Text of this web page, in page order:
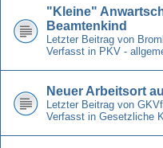
"Kleine"
Beamtenkind
Letzter Beitrag von
Verfasst in PKV -
Neuer Arbeitsort
Letzter Beitrag von
Verfasst in Gesetzliche